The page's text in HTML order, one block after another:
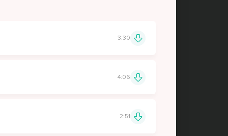
3:30
4:06
2:51